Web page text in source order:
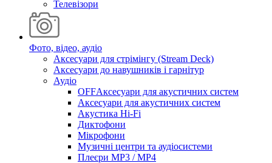
Телевізори
Фото, відео, аудіо
Аксесуари для стрімінгу (Stream Deck)
Аксесуари до навушників і гарнітур
Аудіо
OFFАксесуари для акустичних систем
Аксесуари для акустичних систем
Акустика Hi-Fi
Диктофони
Мікрофони
Музичні центри та аудіосистеми
Плеєри MP3 / MP4